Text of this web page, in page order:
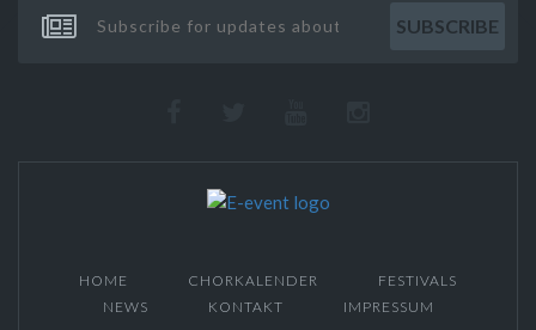
HOME CHORKALENDER
FESTIVALS
NEWS
KONTAKT IMPRESSUM